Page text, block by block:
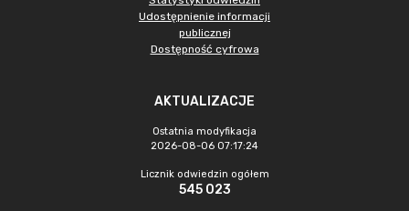
Udostępnienie informacji
publicznej
Dostępność cyfrowa
AKTUALIZACJE
Ostatnia modyfikacja
2026-08-06 07:17:24
Licznik odwiedzin ogółem
545 023